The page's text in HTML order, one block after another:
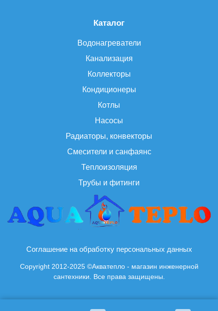
Каталог
Водонагреватели
Канализация
Коллекторы
Кондиционеры
Котлы
Насосы
Радиаторы, конвекторы
Смесители и санфаянс
Теплоизоляция
Трубы и фитинги
Соглашение на обработку персональных данных
Copyright 2012-2025 ©Акватепло - магазин инженерной
сантехники. Все права защищены.